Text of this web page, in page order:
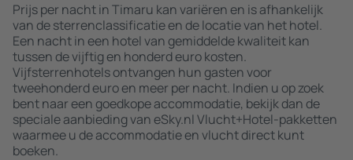
Prijs per nacht in Timaru kan variëren en is afhankelijk
van de sterrenclassificatie en de locatie van het hotel.
Een nacht in een hotel van gemiddelde kwaliteit kan
tussen de vijftig en honderd euro kosten.
Vijfsterrenhotels ontvangen hun gasten voor
tweehonderd euro en meer per nacht. Indien u op zoek
bent naar een goedkope accommodatie, bekijk dan de
speciale aanbieding van eSky.nl Vlucht+Hotel-pakketten
waarmee u de accommodatie en vlucht direct kunt
boeken.